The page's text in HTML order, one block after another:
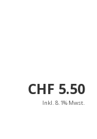
CHF 5.50
Inkl. 8.1% Mwst.